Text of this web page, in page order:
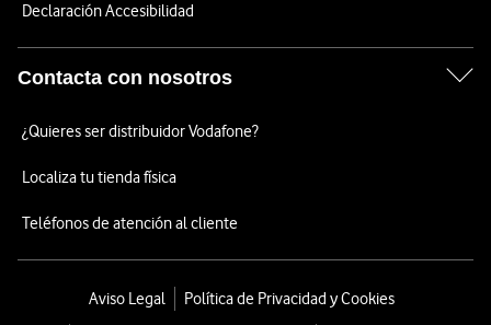
Declaración Accesibilidad
Contacta con nosotros
¿Quieres ser distribuidor Vodafone?
Localiza tu tienda física
Teléfonos de atención al cliente
Aviso Legal
Política de Privacidad y Cookies